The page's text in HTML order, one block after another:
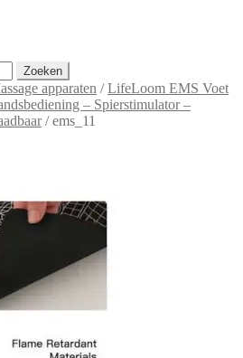
Zoeken
apparaten /LifeLoom EMS Voet
– Spierstimulator –
/ems_11